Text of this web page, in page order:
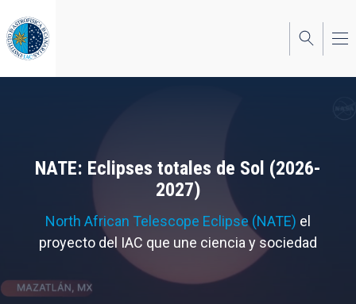
al
contenido
principal
NATE: Eclipses totales de Sol (2026-
2027)
North African Telescope Eclipse (NATE) el
proyecto del IAC que une ciencia y sociedad